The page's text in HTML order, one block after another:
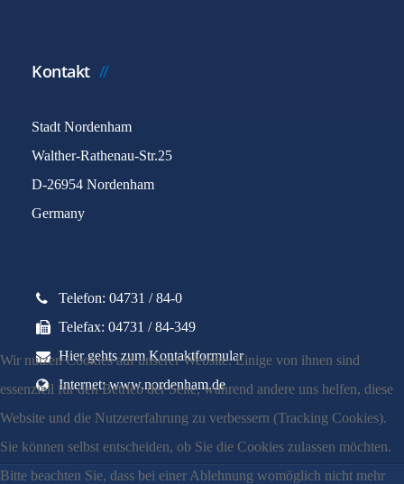
Kontakt
Stadt Nordenham
Walther-Rathenau-Str.25
D-26954 Nordenham
Germany
Telefon: 04731 / 84-0
Telefax: 04731 / 84-349
Hier gehts zum Kontaktformular
Internet: www.nordenham.de
Wir nutzen Cookies auf unserer Website. Einige von ihnen sind
essenziell für den Betrieb der Seite, während andere uns helfen, diese
Website und die Nutzererfahrung zu verbessern (Tracking Cookies).
Sie können selbst entscheiden, ob Sie die Cookies zulassen möchten.
Bitte beachten Sie, dass bei einer Ablehnung womöglich nicht mehr